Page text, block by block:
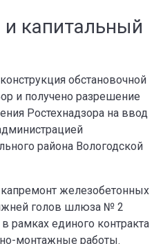
и капитальный
обстановочной
и получено разрешение
Ростехнадзора на ввод
района Вологодской
железобетонных
голов шлюза № 2
рамках единого контракта
монтажные работы.